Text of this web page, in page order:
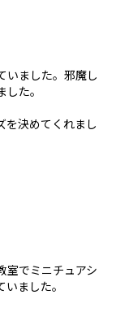
いました。邪魔し
た。
を決めてくれまし
室でミニチュアシ
ました。